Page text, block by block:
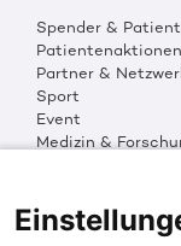
Spender &
Patientenaktionen
Partner &
Sport
Event
Medizin &
Multimedia
Social Media